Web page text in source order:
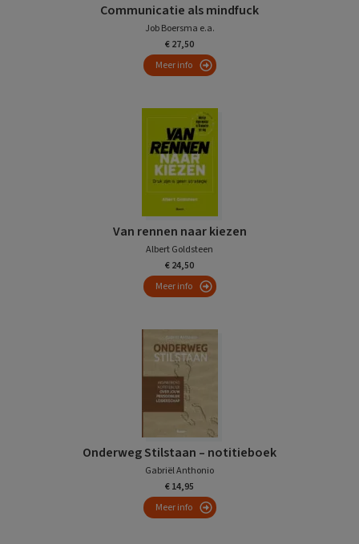
Communicatie als mindfuck
Job Boersma e.a.
€ 27,50
Meer info
Van rennen naar kiezen
Albert Goldsteen
€ 24,50
Meer info
Onderweg Stilstaan – notitieboek
Gabriël Anthonio
€ 14,95
Meer info